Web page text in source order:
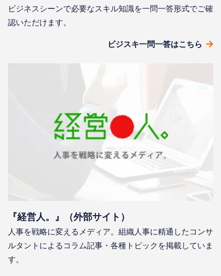
ビジネスシーンで必要なスキル知識を⼀問⼀答形式でご確
認いただけます。
ビジスキ⼀問⼀答はこちら
『経営人。』（外部サイト）
人事を戦略に変えるメディア。組織人事に精通したコンサ
ルタントによるコラム記事・各種トピックを掲載していま
す。